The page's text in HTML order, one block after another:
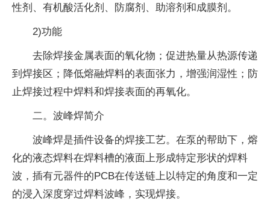
性剂、有机酸活化剂、防腐剂、助溶剂和成膜剂。
2)功能
去除焊接金属表面的氧化物；促进热量从热源传递
到焊接区；降低熔融焊料的表面张力，增强润湿性；防
止焊接过程中焊料和焊接表面的再氧化。
二。波峰焊简介
波峰焊是插件设备的焊接工艺。在泵的帮助下，熔
化的液态焊料在焊料槽的液面上形成特定形状的焊料
波，插有元器件的PCB在传送链上以特定的角度和一定
的浸入深度穿过焊料波峰，实现焊接。